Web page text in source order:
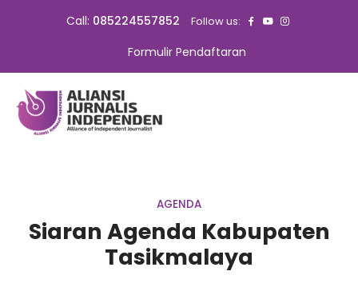
Call: 085224557852 Follow us:
Formulir Pendaftaran
AGENDA
Siaran Agenda Kabupaten
Tasikmalaya